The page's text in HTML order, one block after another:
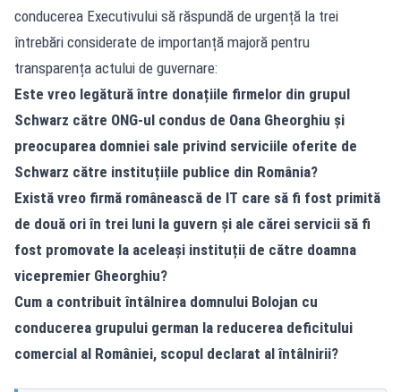
conducerea Executivului să răspundă de urgență la trei
întrebări considerate de importanță majoră pentru
transparența actului de guvernare:
Este vreo legătură între donațiile firmelor din grupul
Schwarz către ONG-ul condus de Oana Gheorghiu și
preocuparea domniei sale privind serviciile oferite de
Schwarz către instituțiile publice din România?
Există vreo firmă românească de IT care să fi fost primită
de două ori în trei luni la guvern și ale cărei servicii să fi
fost promovate la aceleași instituții de către doamna
vicepremier Gheorghiu?
Cum a contribuit întâlnirea domnului Bolojan cu
conducerea grupului german la reducerea deficitului
comercial al României, scopul declarat al întâlnirii?